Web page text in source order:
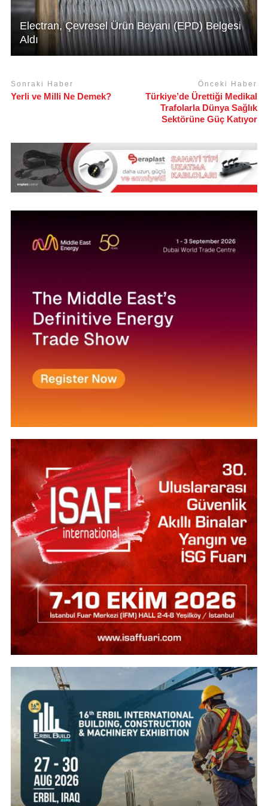
Electran, Çevresel Ürün Beyanı (EPD) Belgesi
Aldı
Sonraki Haber
Yerli ve Milli Ne Demek?
Önceki Haber
Türkiye’de Ürettiği Medikal
Trafolarla Dünya Sağlık
Sektörüne Güç Katıyor